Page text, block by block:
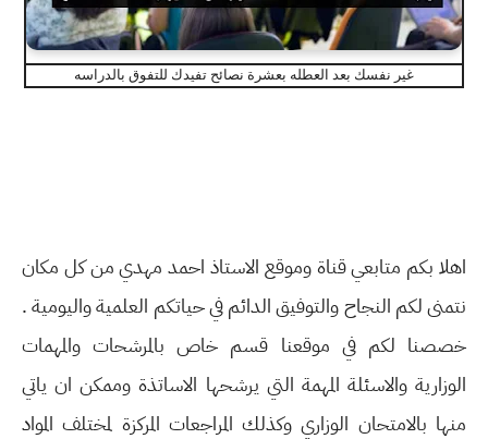
غير نفسك بعد العطله بعشرة نصائح تفيدك للتفوق بالدراسه
اهلا بكم متابعي قناة وموقع الاستاذ احمد مهدي من كل مكان
نتمنى لكم النجاح والتوفيق الدائم في حياتكم العلمية واليومية .
خصصنا لكم في موقعنا قسم خاص بالمرشحات والمهمات
الوزارية والاسئلة المهمة التي يرشحها الاساتذة وممكن ان ياتي
منها بالامتحان الوزاري وكذلك المراجعات المركزة لمختلف المواد